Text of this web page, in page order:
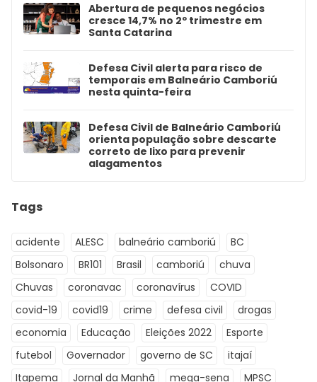
Abertura de pequenos negócios
cresce 14,7% no 2º trimestre em
Santa Catarina
Defesa Civil alerta para risco de
temporais em Balneário Camboriú
nesta quinta-feira
Defesa Civil de Balneário Camboriú
orienta população sobre descarte
correto de lixo para prevenir
alagamentos
Tags
acidente ALESC balneário camboriú
BC
Bolsonaro
BR101 Brasil camboriú
chuva
Chuvas
coronavac coronavírus
COVID
covid-19
covid19 crime defesa civil
drogas
economia
Educação Eleições 2022
Esporte
futebol
Governador governo de SC
itajaí
Itapema
Jornal da Manhã mega-sena
MPSC